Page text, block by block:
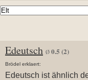
Edeutsch Ø 0.5 (2)
Brödel erklaert:
Edeutsch ist ähnlich